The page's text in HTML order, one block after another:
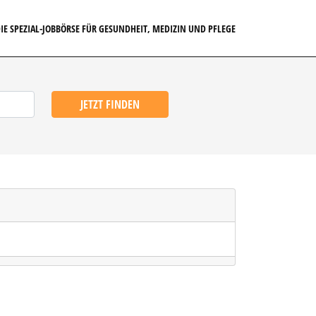
SPEZIAL-JOBBÖRSE FÜR GESUNDHEIT, MEDIZIN UND PFLEGE
JETZT FINDEN